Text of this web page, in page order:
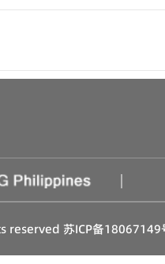
|
reserved 苏ICP备